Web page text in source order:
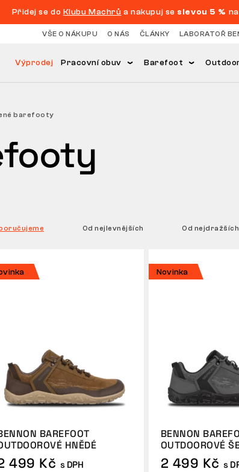
Přidej se do Klubu Machrů a nakupuj se slevou 5 %
VŠE O NÁKUPU O NÁS ČLÁNKY LABORATOŘ
Výprodej Pracovní obuv Barefoot
barefooty
Od nejlevnějších Od nejdražších
BAREFOOT
HNĚDÉ
499 Kč s DPH
Novinka
BENNON
OUTDOOROVÉ
2 499 Kč s